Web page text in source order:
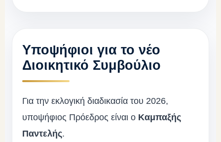
Υποψήφιοι για το νέο
Διοικητικό Συμβούλιο
Για την εκλογική διαδικασία του 2026,
υποψήφιος Πρόεδρος είναι ο Καμπαξής
Παντελής.